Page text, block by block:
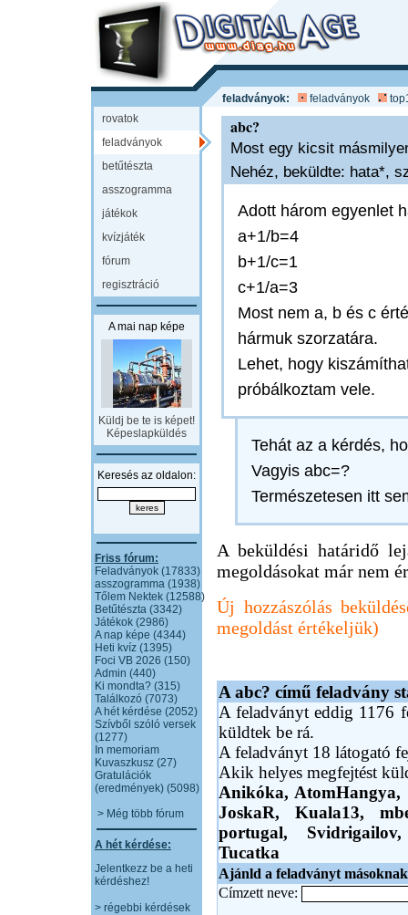
feladványok: feladványok
rovatok
feladványok
betűtészta
asszogramma
játékok
kvízjáték
fórum
regisztráció
A mai nap képe
Küldj be te is képet!
Képeslapküldés
Keresés az oldalon:
Friss fórum:
Feladványok (17833)
asszogramma (1938)
Tőlem Nektek (12588)
Betűtészta (3342)
Játékok (2986)
A nap képe (4344)
Heti kvíz (1395)
Foci VB 2026 (150)
Admin (440)
Ki mondta? (315)
Találkozó (7073)
A hét kérdése (2052)
Szívből szóló versek
(1277)
In memoriam
Kuvaszkusz (27)
Gratulációk
(eredmények) (5098)
> Még több fórum
A hét kérdése:
Jelentkezz be a heti
kérdéshez!
> régebbi kérdések
abc?
Most egy kicsit
Nehéz, beküldte: hata*,
Adott három egyenlet
a+1/b=4
b+1/c=1
c+1/a=3
Most nem a, b és c
hármuk szorzatára.
Lehet, hogy
próbálkoztam vele.
Tehát az a kérdés,
Vagyis abc=?
Természetesen itt
A beküldési határidő
megoldásokat már nem
Új hozzászólás
megoldást értékeljük)
A abc? című feladvány
A feladványt eddig 1176
küldtek be rá.
A feladványt 18 látogató
Akik helyes megfejtést
Anikóka, AtomHangya,
JoskaR, Kuala13,
portugal,
Tucatka
Ajánld a feladványt
Címzett neve: